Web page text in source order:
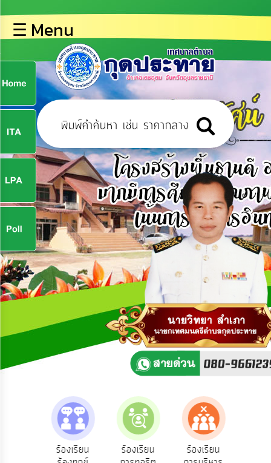
หลัก
ข้อมูล
พื้น
ฐาน
บุคลากร
ข่าว
ประชาสัมพันธ์
การ
ปฏิสัมพันธ์
ข้อมูล
รับ
ฟัง
ความ
คิด
เห็น
แผน
แผน
พัฒนา
บริหาร/
ทรัพยากร
☰ Menu
ร้องเรียน
ร้องเรียน
ร้องเรียน